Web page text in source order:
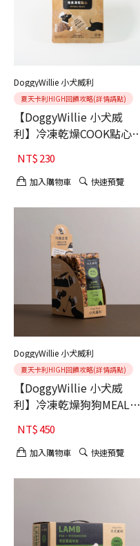
DoggyWillie 小犬威利
夏天卡利HIGH回饋攻略(詳情請點)
【DoggyWillie 小犬威
利】冷凍乾燥COOK點心
犬 COOK 骰子羊肉30g
NT$230
加入購物車 快速預覽
DoggyWillie 小犬威利
夏天卡利HIGH回饋攻略(詳情請點)
【DoggyWillie 小犬威
利】冷凍乾燥狗狗MEAL主
食 青豆蕈菇羊肉 15g 6入
NT$450
加入購物車 快速預覽